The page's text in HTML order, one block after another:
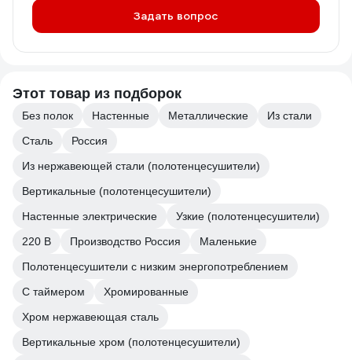
Задать вопрос
Этот товар из подборок
Без полок Настенные Металлические
Из стали
Сталь
Россия
Из нержавеющей стали (полотенцесушители)
Вертикальные (полотенцесушители)
Настенные электрические
Узкие (полотенцесушители)
220 В
Производство Россия
Маленькие
Полотенцесушители с низким энергопотреблением
С таймером
Хромированные
Хром нержавеющая сталь
Вертикальные хром (полотенцесушители)